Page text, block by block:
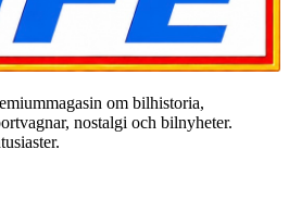
om bilhistoria,
nostalgi och bilnyheter.